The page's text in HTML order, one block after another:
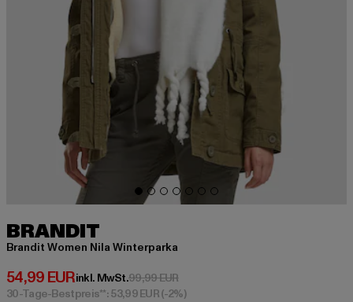
BRANDIT
Brandit Women Nila Winterparka
54,99 EUR
Derzeitiger Preis: 54,99 EUR
inkl. MwSt.99,99 EURAktionspreis: 99,99 EUR
30-Tage-Bestpreis**: 53,99 EUR(-2%)